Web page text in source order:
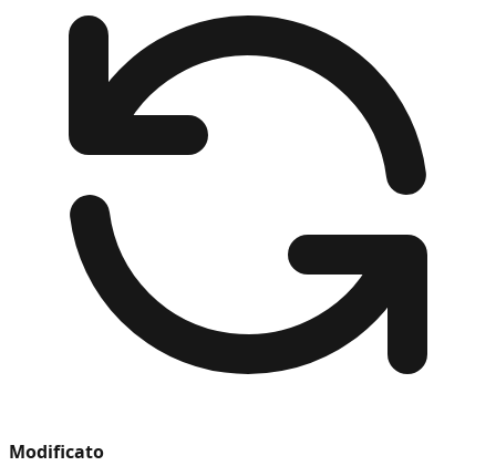
Modificato